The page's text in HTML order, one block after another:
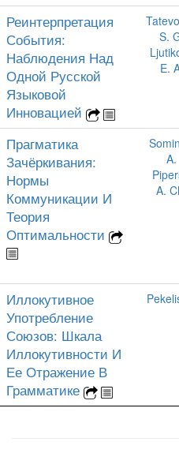
Реинтерпретация
События:
Наблюдения Над
Одной Русской
Языковой
Инновацией
S.
E.
Прагматика
Зачёркивания:
Нормы
Коммуникации И
Теория
Оптимальности
A.
A.
Иллокутивное
Употребление
Союзов: Шкала
Иллокутивности И
Ее Отражение В
Грамматике